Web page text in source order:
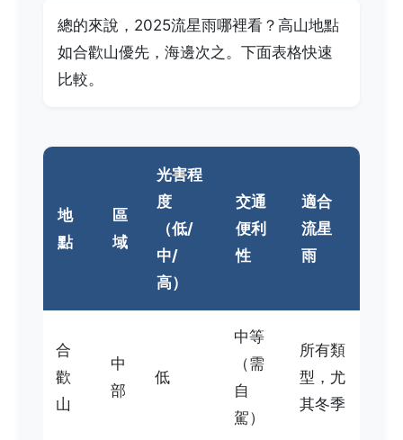
總的來說，2025流星雨哪裡看？高山地點
如合歡山優先，海邊次之。下面表格快速
比較。
地
點
區
域
光害程
度
（低/
中/
高）
交通
便利
性
適合
流星
雨
合
歡
山
中
部
低
中等
（需
自
駕）
所有類
型，尤
其冬季